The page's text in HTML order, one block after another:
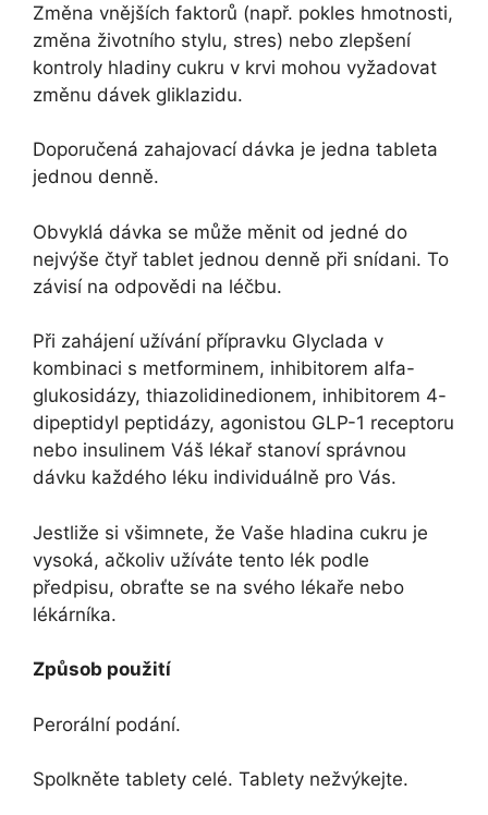
Změna vnějších faktorů (např. pokles hmotnosti,
změna životního stylu, stres) nebo zlepšení
kontroly hladiny cukru v krvi mohou vyžadovat
změnu dávek gliklazidu.
Doporučená zahajovací dávka je jedna tableta
jednou denně.
Obvyklá dávka se může měnit od jedné do
nejvýše čtyř tablet jednou denně při snídani. To
závisí na odpovědi na léčbu.
Při zahájení užívání přípravku Glyclada v
kombinaci s metforminem, inhibitorem alfa-
glukosidázy, thiazolidinedionem, inhibitorem 4-
dipeptidyl peptidázy, agonistou GLP-1 receptoru
nebo insulinem Váš lékař stanoví správnou
dávku každého léku individuálně pro Vás.
Jestliže si všimnete, že Vaše hladina cukru je
vysoká, ačkoliv užíváte tento lék podle
předpisu, obraťte se na svého lékaře nebo
lékárníka.
Způsob použití
Perorální podání.
Spolkněte tablety celé. Tablety nežvýkejte.